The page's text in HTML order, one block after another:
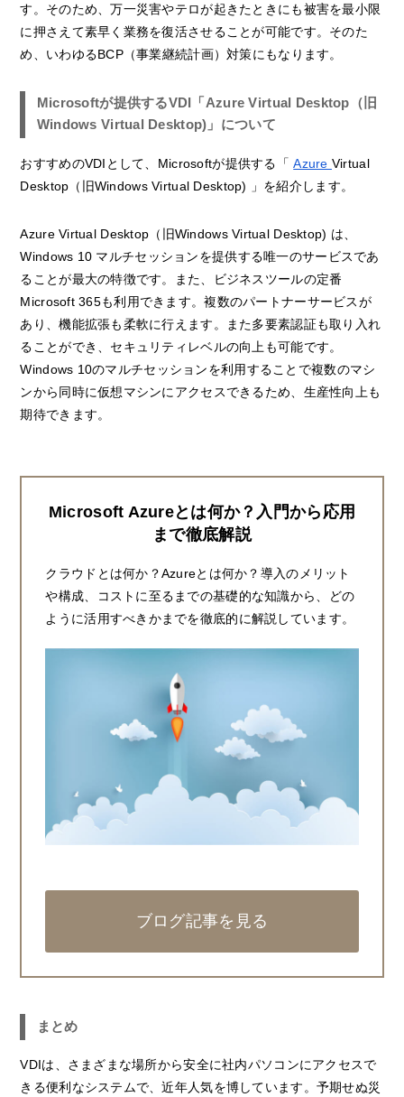
す。そのため、万一災害やテロが起きたときにも被害を最小限
に押さえて素早く業務を復活させることが可能です。そのた
め、いわゆるBCP（事業継続計画）対策にもなります。
Microsoftが提供するVDI「Azure Virtual Desktop（旧
Windows Virtual Desktop)」について
おすすめのVDIとして、Microsoftが提供する「Azure Virtual
Desktop（旧Windows Virtual Desktop)
」を紹介します。
Azure Virtual Desktop（旧Windows Virtual Desktop) は、
Windows 10 マルチセッションを提供する唯一のサービスであ
ることが最大の特徴です。また、ビジネスツールの定番
Microsoft 365も利用できます。複数のパートナーサービスが
あり、機能拡張も柔軟に行えます。また多要素認証も取り入れ
ることができ、セキュリティレベルの向上も可能です。
Windows 10のマルチセッションを利用することで複数のマシ
ンから同時に仮想マシンにアクセスできるため、生産性向上も
期待できます。
Microsoft Azureとは何か？入門から応用
まで徹底解説
クラウドとは何か？Azureとは何か？導入のメリット
や構成、コストに至るまでの基礎的な知識から、どの
ように活用すべきかまでを徹底的に解説しています。
ブログ記事を見る
まとめ
VDIは、さまざまな場所から安全に社内パソコンにアクセスで
きる便利なシステムで、近年人気を博しています。予期せぬ災